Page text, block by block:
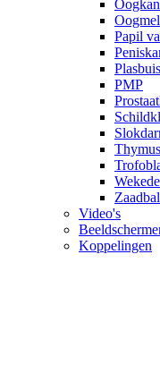
Papil
PMP
Video's
Koppelingen